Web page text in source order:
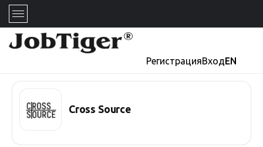
РегистрацияВходEN
Cross Source